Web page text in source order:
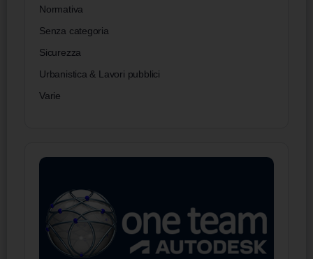
Normativa
Senza categoria
Sicurezza
Urbanistica & Lavori pubblici
Varie